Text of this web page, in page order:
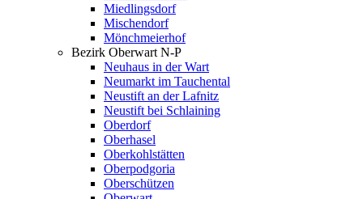
Miedlingsdorf
Mischendorf
Mönchmeierhof
Bezirk Oberwart N-P
Neuhaus in der Wart
Neumarkt im Tauchental
Neustift an der Lafnitz
Neustift bei Schlaining
Oberdorf
Oberhasel
Oberkohlstätten
Oberpodgoria
Oberschützen